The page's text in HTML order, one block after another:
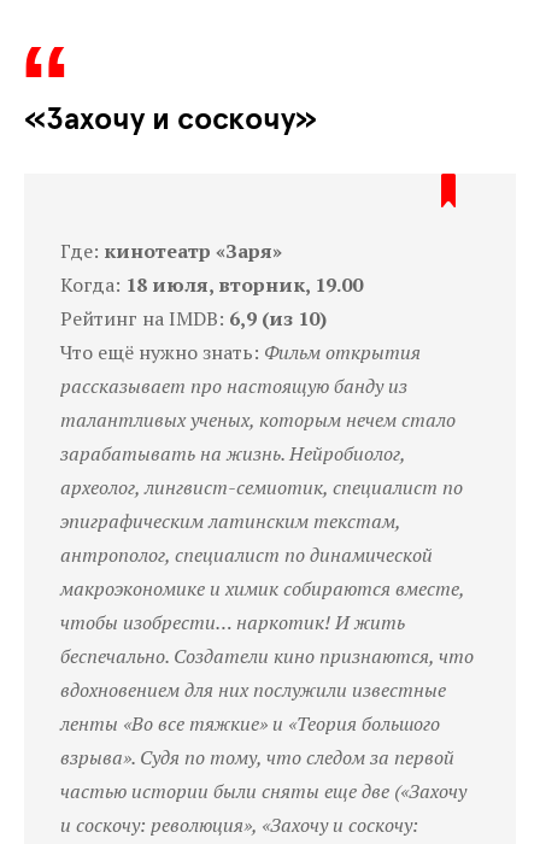
«Захочу и соскочу»
Где: кинотеатр «Заря»
Когда: 18 июля, вторник, 19.00
Рейтинг на IMDB: 6,9 (из 10)
Что ещё нужно знать: Фильм открытия
рассказывает про настоящую банду из
талантливых ученых, которым нечем стало
зарабатывать на жизнь. Нейробиолог,
археолог, лингвист-семиотик, специалист по
эпиграфическим латинским текстам,
антрополог, специалист по динамической
макроэкономике и химик собираются вместе,
чтобы изобрести… наркотик! И жить
беспечально. Создатели кино признаются, что
вдохновением для них послужили известные
ленты «Во все тяжкие» и «Теория большого
взрыва». Судя по тому, что следом за первой
частью истории были сняты еще две («Захочу
и соскочу: революция», «Захочу и соскочу: